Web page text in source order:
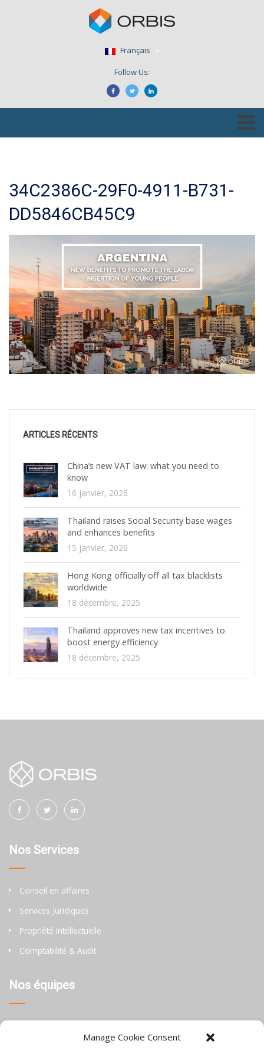
Manage Cookie Consent
Français
Follow Us:
34C2386C-29F0-4911-B731-
DD5846CB45C9
ARTICLES RÉCENTS
China’s new VAT law: what you need to
know
16 janvier, 2026
Thailand raises Social Security base wages
and enhances benefits
15 janvier, 2026
Hong Kong officially off all tax blacklists
worldwide
18 décembre, 2025
Thailand approves new tax incentives to
boost energy efficiency
18 décembre, 2025
Nos Services
Conseil en affaires
Services Juridiques
Propriété Intellectuelle
Comptabilité & Audit
Nos équipes